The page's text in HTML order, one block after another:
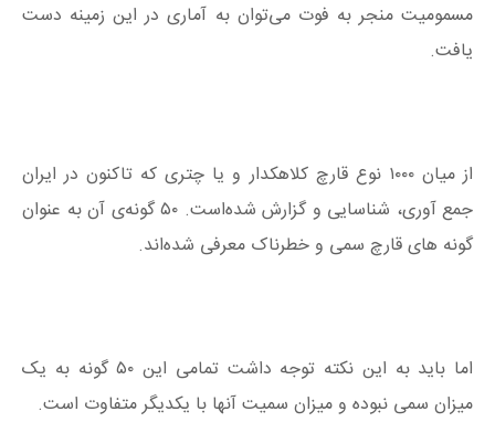
مسمومیت منجر به فوت می‌توان به آماری در این زمینه دست
یافت.
از میان ۱۰۰۰ نوع قارچ کلاهکدار و یا چتری که تاکنون در ایران
جمع آوری، شناسایی و گزارش شده‌است. ۵۰ گونه‌ی آن به عنوان
گونه های قارچ سمی و خطرناک معرفی شده‌اند.
اما باید به این نکته توجه داشت تمامی این ۵۰ گونه به یک
میزان سمی نبوده و میزان سمیت آنها با یکدیگر متفاوت است.